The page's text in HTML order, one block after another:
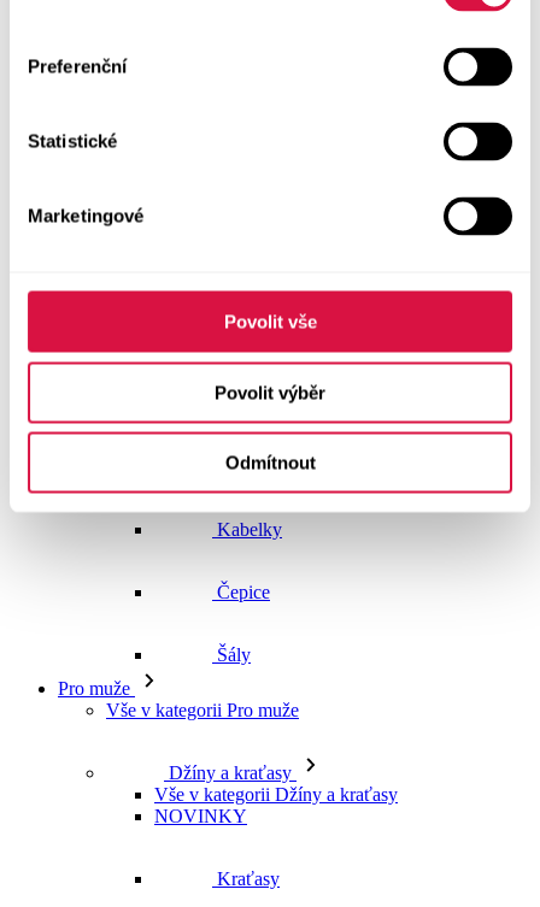
Preferenční
Statistické
Marketingové
Povolit vše
Povolit výběr
Odmítnout
Boty GEOX
Pásky
Peněženky
Kabelky
Čepice
Šály
Pro muže
Vše v kategorii Pro muže
Džíny a kraťasy
Vše v kategorii Džíny a kraťasy
NOVINKY
Kraťasy